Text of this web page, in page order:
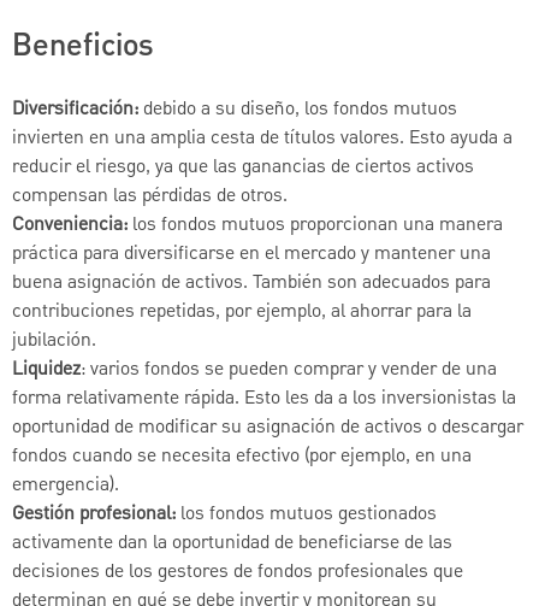
Beneficios
Diversificación: debido a su diseño, los fondos mutuos
invierten en una amplia cesta de títulos valores. Esto ayuda a
reducir el riesgo, ya que las ganancias de ciertos activos
compensan las pérdidas de otros.
Conveniencia: los fondos mutuos proporcionan una manera
práctica para diversificarse en el mercado y mantener una
buena asignación de activos. También son adecuados para
contribuciones repetidas, por ejemplo, al ahorrar para la
jubilación.
Liquidez: varios fondos se pueden comprar y vender de una
forma relativamente rápida. Esto les da a los inversionistas la
oportunidad de modificar su asignación de activos o descargar
fondos cuando se necesita efectivo (por ejemplo, en una
emergencia).
Gestión profesional: los fondos mutuos gestionados
activamente dan la oportunidad de beneficiarse de las
decisiones de los gestores de fondos profesionales que